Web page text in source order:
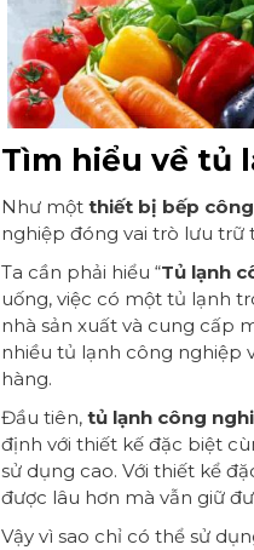
Tìm hiểu về tủ
Như một thiết bị bếp
nghiệp đóng vai trò lưu
Ta cần phải hiểu “Tủ lạnh
uống, việc có một tủ lạnh
nhà sản xuất và cung cấp
nhiều tủ lạnh công nghiệp
hàng.
Đầu tiên, tủ lạnh công
định với thiết kế đặc biệt
sử dụng cao. Với thiết kể
được lâu hơn mà vẫn giữ
Vậy vì sao chỉ có thể sử